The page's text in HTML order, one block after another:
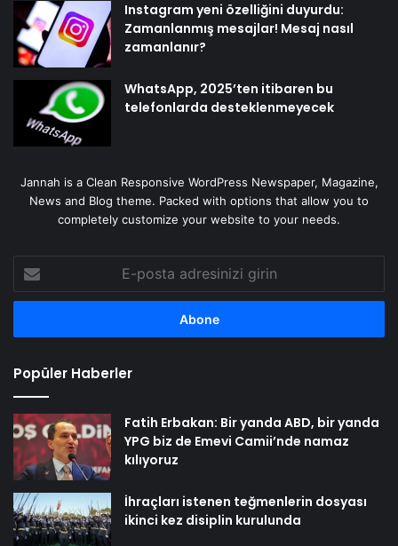
Instagram yeni özelliğini duyurdu:
Zamanlanmış mesajlar! Mesaj nasıl
zamanlanır?
WhatsApp, 2025’ten itibaren bu
telefonlarda desteklenmeyecek
Jannah is a Clean Responsive WordPress Newspaper, Magazine,
News and Blog theme. Packed with options that allow you to
completely customize your website to your needs.
posta
adresinizi
Popüler Haberler
Fatih Erbakan: Bir yanda ABD, bir yanda
YPG biz de Emevi Camii’nde namaz
kılıyoruz
İhraçları istenen teğmenlerin dosyası
ikinci kez disiplin kurulunda